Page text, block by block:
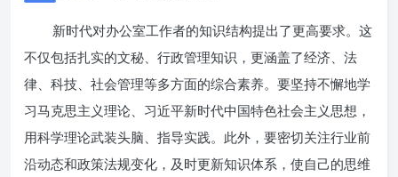
新时代对办公室工作者的知识结构提出了更高要求。这
不仅包括扎实的文秘、行政管理知识，更涵盖了经济、法
律、科技、社会管理等多方面的综合素养。要坚持不懈地学
习马克思主义理论、习近平新时代中国特色社会主义思想，
用科学理论武装头脑、指导实践。此外，要密切关注行业前
沿动态和政策法规变化，及时更新知识体系，使自己的思维